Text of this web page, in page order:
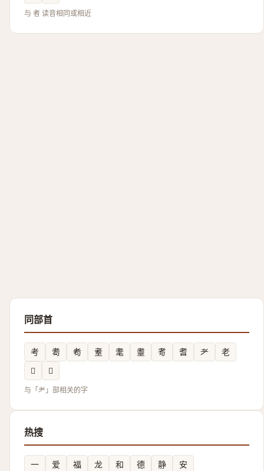
与 者 读音相同或相近
同部首
考 耈 耇 耊 耄 耋 耉 耆 耂
老
𬚋
𬚍
与「耂」部相关的字
热搜
一 爱 福 龙 和 德 静 安